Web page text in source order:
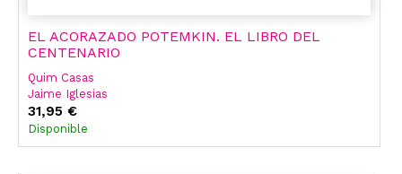
EL ACORAZADO POTEMKIN. EL LIBRO DEL
CENTENARIO
Quim Casas
Jaime Iglesias
Perez Moran
31,95 €
Disponible